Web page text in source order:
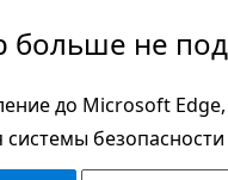
больше не
до Microsoft